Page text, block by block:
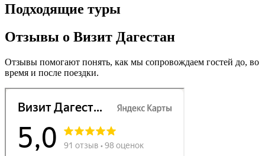
Подходящие туры
Отзывы о Визит Дагестан
Отзывы помогают понять, как мы сопровождаем гостей до, во
время и после поездки.